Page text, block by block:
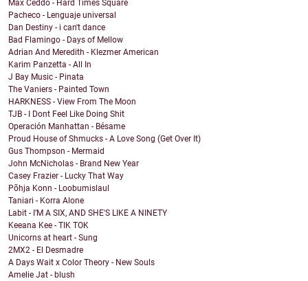
Max Ceddo - Hard Times Square
Pacheco - Lenguaje universal
Dan Destiny - i can't dance
Bad Flamingo - Days of Mellow
Adrian And Meredith - Klezmer American
Karim Panzetta - All In
J Bay Music - Pinata
The Vaniers - Painted Town
HARKNESS - View From The Moon
TJB - I Dont Feel Like Doing Shit
Operación Manhattan - Bésame
Proud House of Shmucks - A Love Song (Get Over It)
Gus Thompson - Mermaid
John McNicholas - Brand New Year
Casey Frazier - Lucky That Way
Põhja Konn - Loobumislaul
Taniari - Korra Alone
Labit - I’M A SIX, AND SHE'S LIKE A NINETY
Keeana Kee - TIK TOK
Unicorns at heart - Sung
2MX2 - El Desmadre
A Days Wait x Color Theory - New Souls
Amelie Jat - blush